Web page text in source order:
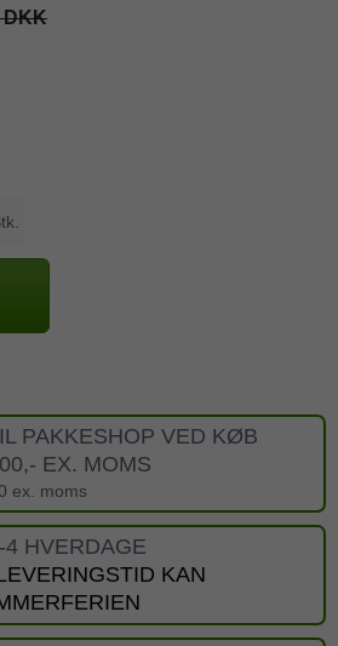
DKK
PAKKESHOP VED KØB
EX. MOMS
ex. moms
HVERDAGE
KAN